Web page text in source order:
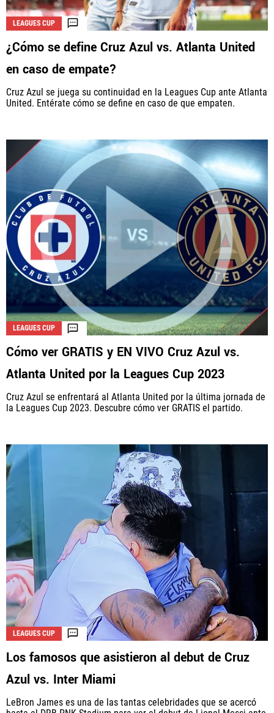
La aceptación de una de las ofertas presentadas en esta página
puede dar lugar a un pago a
cómo y dónde aparecen los operadores de juego en la página y en el
orden en que aparecen, pero no influye en nuestras evaluaciones.
LEAGUES CUP
¿Cómo se define Cruz Azul vs. Atlanta United
en caso de empate?
Cruz Azul se juega su continuidad en la Leagues Cup ante Atlanta
United. Entérate cómo se define en caso de que empaten.
LEAGUES CUP
Cómo ver GRATIS y EN VIVO Cruz Azul vs.
Atlanta United por la Leagues Cup 2023
Cruz Azul se enfrentará al Atlanta United por la última jornada de
la Leagues Cup 2023. Descubre cómo ver GRATIS el partido.
LEAGUES CUP
Los famosos que asistieron al debut de Cruz
Azul vs. Inter Miami
LeBron James es una de las tantas celebridades que se acercó